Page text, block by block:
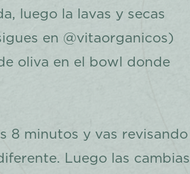
luego la lavas y secas
en @vitaorganicos)
oliva en el bowl donde
8 minutos y vas revisando
Luego las cambias